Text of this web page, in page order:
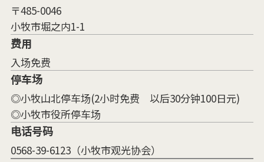
〒485-0046
小牧市堀之内1-1
费用
入场免费
停车场
◎小牧山北停车场(2小时免费 以后30分钟100日元)
◎小牧市役所停车场
电话号码
0568-39-6123（小牧市观光协会）